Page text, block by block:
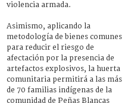
violencia armada.
Asimismo, aplicando la
metodología de bienes comunes
para reducir el riesgo de
afectación por la presencia de
artefactos explosivos, la huerta
comunitaria permitirá a las más
de 70 familias indígenas de la
comunidad de Peñas Blancas